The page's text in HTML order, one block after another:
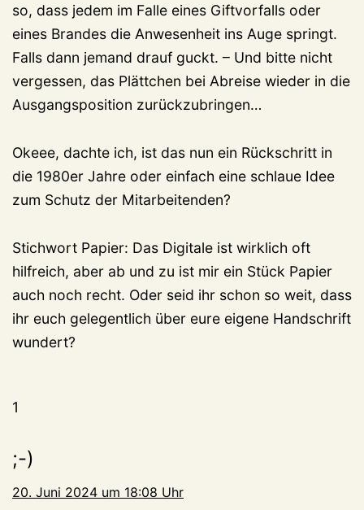
so, dass jedem im Falle eines Giftvorfalls oder
eines Brandes die Anwesenheit ins Auge springt.
Falls dann jemand drauf guckt. – Und bitte nicht
vergessen, das Plättchen bei Abreise wieder in die
Ausgangsposition zurückzubringen…
Okeee, dachte ich, ist das nun ein Rückschritt in
die 1980er Jahre oder einfach eine schlaue Idee
zum Schutz der Mitarbeitenden?
Stichwort Papier: Das Digitale ist wirklich oft
hilfreich, aber ab und zu ist mir ein Stück Papier
auch noch recht. Oder seid ihr schon so weit, dass
ihr euch gelegentlich über eure eigene Handschrift
wundert?
1
;-)
20. Juni 2024 um 18:08 Uhr